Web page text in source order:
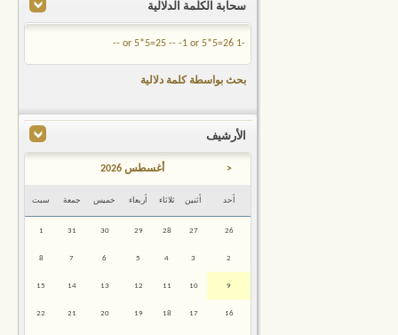
سحابة الكلمة الدلالية
-1 or 5*5=25 --
-1 or 5*5=26 --
بحث بواسطة كلمة دلالية
الأرشيف
< أغسطس 2026
أحد أثنين ثلاثاء أربعاء خميس جمعة سبت
26
27
28
29
30
31
1
2
3
4
5
6
7
8
9
10
11
12
13
14
15
16
17
18
19
20
21
22